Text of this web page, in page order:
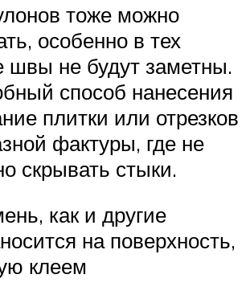
тоже можно
особенно в тех
швы не будут заметны.
способ нанесения
плитки или отрезков
фактуры, где не
скрывать стыки.
как и другие
на поверхность,
клеем